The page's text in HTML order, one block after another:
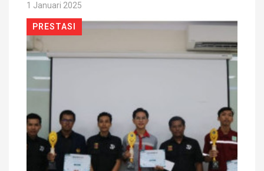
1 Januari 2025
PRESTASI